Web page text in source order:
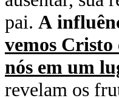
pai. A
vemos Cristo
nós em um
revelam os